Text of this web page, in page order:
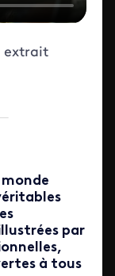
extrait
par
à tous